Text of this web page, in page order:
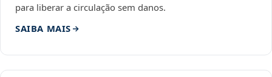
para liberar a circulação sem danos.
SAIBA MAIS